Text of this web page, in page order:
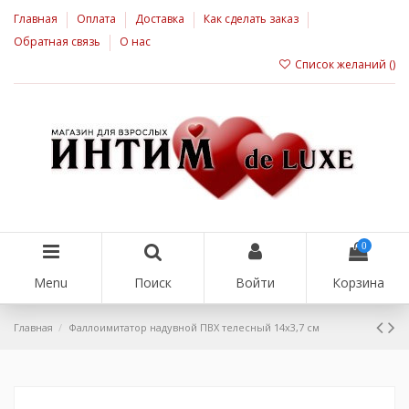
Главная Оплата Доставка
Как сделать заказ
Обратная связь
О нас
Список желаний ()
Menu Поиск Войти
0
Корзина
Главная Фаллоимитатор надувной ПВХ телесный 14х3,7 см